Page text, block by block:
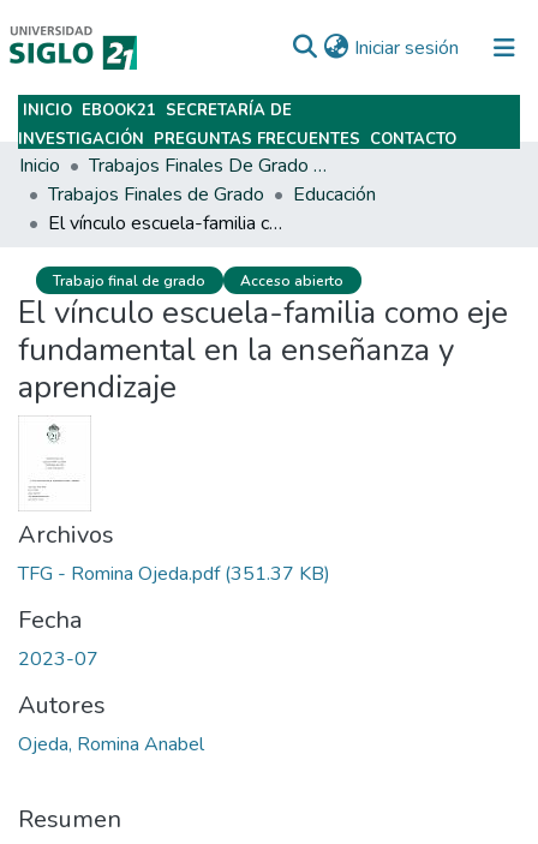
Iniciar sesión (current)
Subir
INICIO EBOOK21 SECRETARÍA DE
INVESTIGACIÓN PREGUNTAS FRECUENTES CONTACTO
Inicio
Trabajos Finales De Grado Y Posgrado
Trabajos Finales de Grado
Educación
El vínculo escuela-familia como eje fundamental en la enseñanza y aprendizaje
Trabajo final de grado Acceso abierto
El vínculo escuela-familia como eje
fundamental en la enseñanza y
aprendizaje
Archivos
TFG - Romina Ojeda.pdf(351.37 KB)
Fecha
2023-07
Autores
Ojeda, Romina Anabel
Resumen